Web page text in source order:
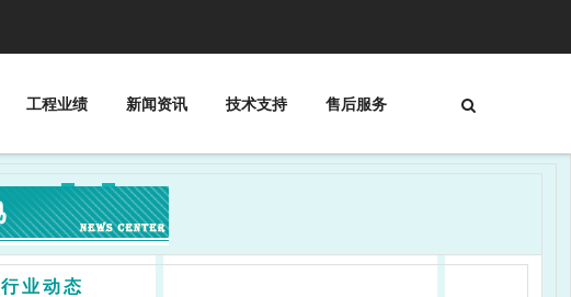
工程业绩 新闻资讯 技术支持 售后服务
行业动态